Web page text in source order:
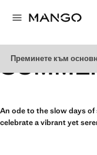
Преминете към
An ode to the slow days
celebrate a vibrant yet